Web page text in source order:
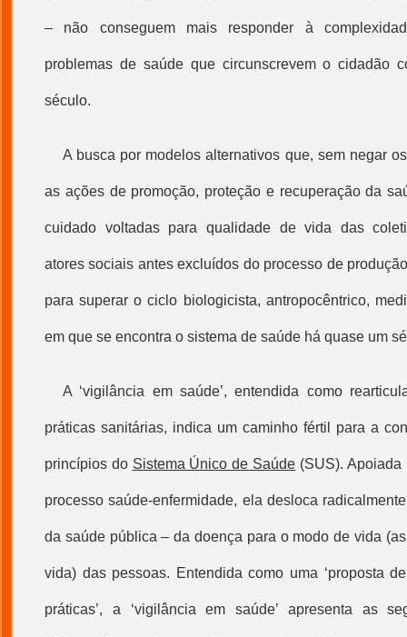
– não conseguem mais responder à
problemas de saúde que circunscrevem o cidadão
século.
A busca por modelos alternativos que, sem negar
as ações de promoção, proteção e recuperação da
cuidado voltadas para qualidade de vida das
atores sociais antes excluídos do processo de
para superar o ciclo biologicista, antropocêntrico,
em que se encontra o sistema de saúde há quase um
A ‘vigilância em saúde’, entendida como
práticas sanitárias, indica um caminho fértil para a
princípios do Sistema Único de Saúde (SUS).
processo saúde-enfermidade, ela desloca
da saúde pública – da doença para o modo de vida
vida) das pessoas. Entendida como uma ‘proposta
práticas’, a ‘vigilância em saúde’ apresenta as